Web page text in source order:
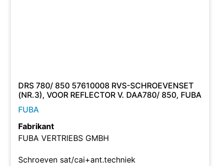
DRS 780/ 850 57610008 RVS-SCHROEVENSET
(NR.3), VOOR REFLECTOR V. DAA780/ 850, FUBA
FUBA
Fabrikant
FUBA VERTRIEBS GMBH
Schroeven sat/cai+ant.techniek